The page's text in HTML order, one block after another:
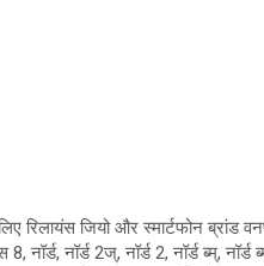
जियो और स्मार्टफोन ब्रांड
नॉर्ड, नॉर्ड 2ज्, नॉर्ड 2, नॉर्ड ब्म्,